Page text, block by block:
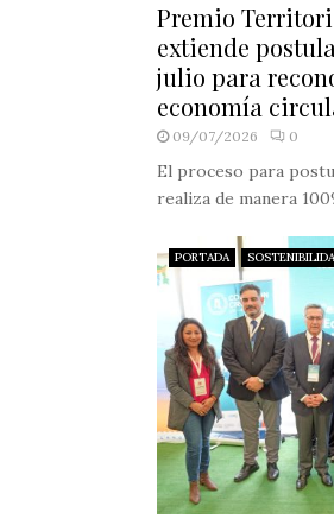
Premio
extiende
julio para
economía
09/07/2026 0
El proceso para
realiza de manera
PORTADA